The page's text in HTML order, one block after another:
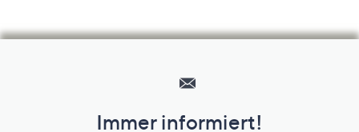
Immer informiert!